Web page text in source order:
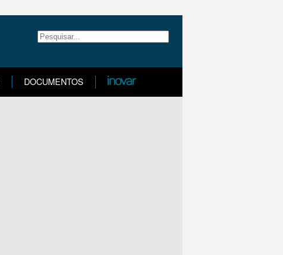
DOCUMENTOS